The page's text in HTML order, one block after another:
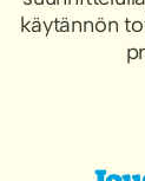
käytännön